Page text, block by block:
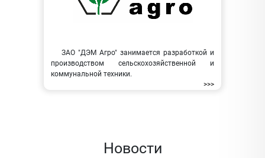
ЗАО "ДЭМ Агро" занимается разработкой и
производством сельскохозяйственной и
коммунальной техники.
>>>
Новости